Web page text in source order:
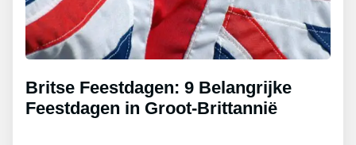
Britse Feestdagen: 9 Belangrijke
Feestdagen in Groot-Brittannië